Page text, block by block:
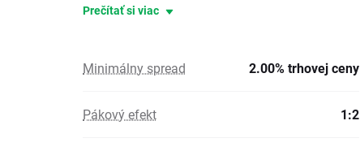
Prečítať si viac
Minimálny spread 2.00% trhovej ceny
Pákový efekt 1:2